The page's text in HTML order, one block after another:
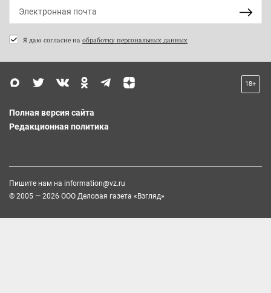
Я даю согласие на обработку персональных данных
18+
Полная версия сайта
Редакционная политика
Пишите нам на information@vz.ru
© 2005 — 2026 ООО Деловая газета «Взгляд»